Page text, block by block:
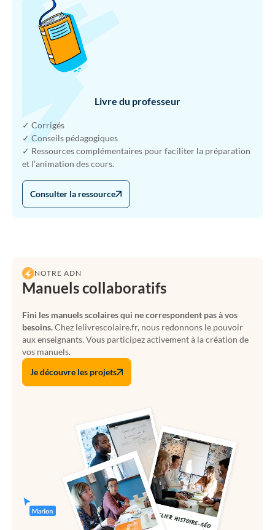
Livre du professeur
✓ Corrigés
✓ Conseils pédagogiques
✓ Ressources complémentaires pour faciliter la préparation
et l’animation des cours.
Consulter la ressource
NOTRE ADN
Manuels collaboratifs
Fini les manuels scolaires qui ne correspondent pas à vos
besoins.Chez lelivrescolaire.fr, nous redonnons le pouvoir
aux enseignants. Vous participez activement à la création de
vos manuels.
Je découvre les projets